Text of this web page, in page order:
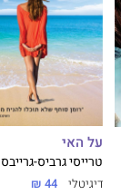
על האי
טרייסי גרביס-גרייבס
דיגיטלי 44 ₪